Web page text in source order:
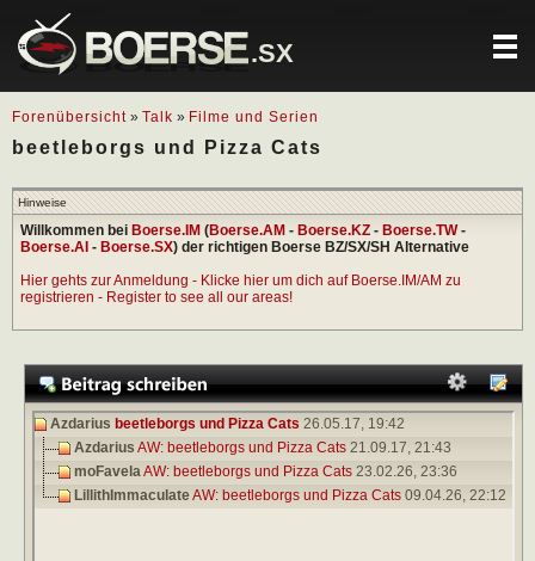
.SX
Forenübersicht » Talk » Filme und Serien
beetleborgs und Pizza Cats
Hinweise
Willkommen bei Boerse.IM (Boerse.AM - Boerse.KZ - Boerse.TW-
Boerse.AI - Boerse.SX) der richtigen Boerse BZ/SX/SH Alternative
Hier gehts zur Anmeldung - Klicke hier um dich auf Boerse.IM/AM zu
registrieren - Register to see all our areas!
Azdarius beetleborgs und Pizza Cats 26.05.17, 19:42
Azdarius AW: beetleborgs und Pizza Cats 21.09.17, 21:43
moFavelaAW: beetleborgs und Pizza Cats 23.02.26, 23:36
LillithImmaculateAW: beetleborgs und Pizza Cats 09.04.26, 22:12